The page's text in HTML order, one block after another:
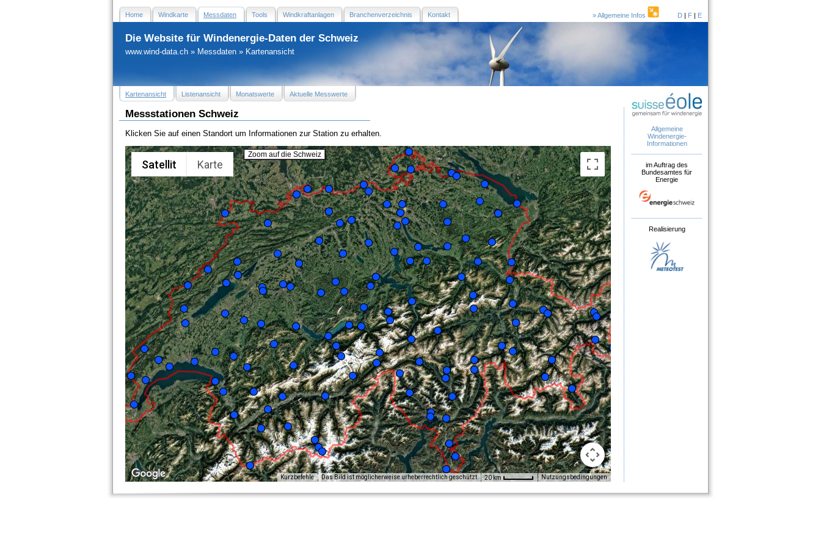
» Allgemeine Infos D | F | E
Home Windkarte Messdaten Tools Windkraftanlagen Branchenverzeichnis Kontakt
Die Website für Windenergie-Daten der Schweiz
www.wind-data.ch » Messdaten » Kartenansicht
Allgemeine
Windenergie-
Informationen
im Auftrag des
Bundesamtes für
Energie
Realisierung
Kartenansicht Listenansicht Monatswerte Aktuelle Messwerte
Messstationen Schweiz
Klicken Sie auf einen Standort um Informationen zur Station zu erhalten.
Satellit Karte
Zoom auf die Schweiz
Kurzbefehle Das Bild ist möglicherweise urheberrechtlich geschützt 20 km Nutzungsbedingungen